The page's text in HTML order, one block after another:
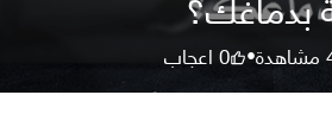
مشاهدة•
0اعجاب